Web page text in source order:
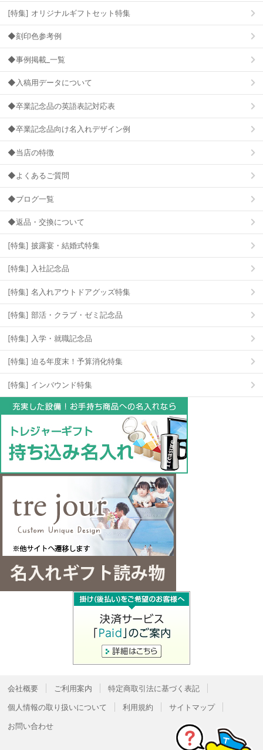
[特集] オリジナルギフトセット特集
◆刻印色参考例
◆事例掲載_一覧
◆入稿用データについて
◆卒業記念品の英語表記対応表
◆卒業記念品向け名入れデザイン例
◆当店の特徴
◆よくあるご質問
◆ブログ一覧
◆返品・交換について
[特集] 披露宴・結婚式特集
[特集] 入社記念品
[特集] 名入れアウトドアグッズ特集
[特集] 部活・クラブ・ゼミ記念品
[特集] 入学・就職記念品
[特集] 迫る年度末！予算消化特集
[特集] インバウンド特集
会社概要 ご利用案内
特定商取引法に基づく表記
個人情報の取り扱いについて
利用規約
サイトマップ
お問い合わせ